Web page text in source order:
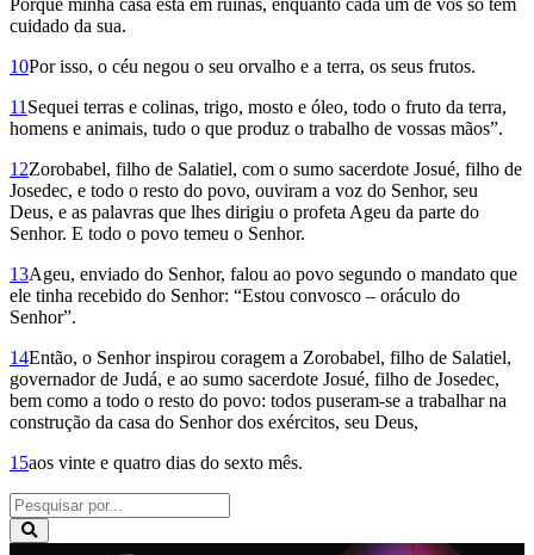
Porque minha casa está em ruínas, enquanto cada um de vós só tem
cuidado da sua.
10Por isso, o céu negou o seu orvalho e a terra, os seus frutos.
11 Sequei terras e colinas, trigo, mosto e óleo, todo o fruto da terra,
homens e animais, tudo o que produz o trabalho de vossas mãos”.
12Zorobabel, filho de Salatiel, com o sumo sacerdote Josué, filho de
Josedec, e todo o resto do povo, ouviram a voz do Senhor, seu
Deus, e as palavras que lhes dirigiu o profeta Ageu da parte do
Senhor. E todo o povo temeu o Senhor.
13Ageu, enviado do Senhor, falou ao povo segundo o mandato que
ele tinha recebido do Senhor: “Estou convosco – oráculo do
Senhor”.
14Então, o Senhor inspirou coragem a Zorobabel, filho de Salatiel,
governador de Judá, e ao sumo sacerdote Josué, filho de Josedec,
bem como a todo o resto do povo: todos pu­seram-se a trabalhar na
construção da casa do Senhor dos exércitos, seu Deus,
15aos vinte e quatro dias do sexto mês.